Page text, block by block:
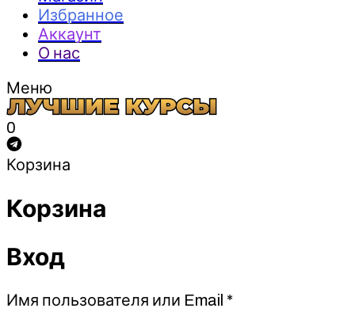
Избранное
Аккаунт
О нас
Меню
0
Корзина
Корзина
Вход
Имя пользователя или Email *Обязательно